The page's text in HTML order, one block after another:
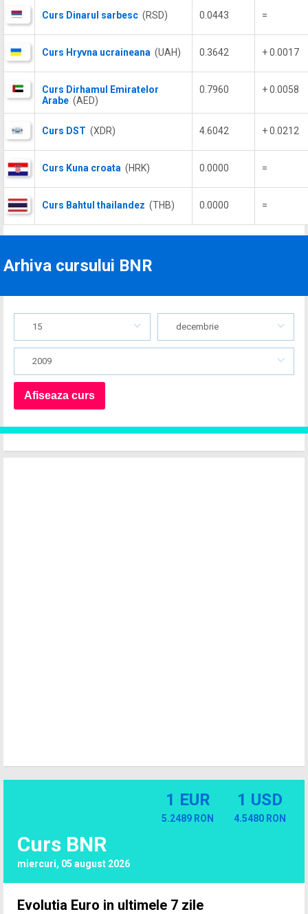
Curs Dinarul sarbesc (RSD) 0.0443 =
Curs Hryvna ucraineana (UAH) 0.3642 + 0.0017
Curs Dirhamul Emiratelor
Arabe (AED)
0.7960 + 0.0058
Curs DST (XDR) 4.6042 + 0.0212
Curs Kuna croata (HRK) 0.0000 =
Curs Bahtul thailandez (THB) 0.0000 =
Arhiva cursului BNR
15 decembrie
2009
Curs BNR
miercuri, 05 august 2026
1 EUR
5.2489 RON
1 USD
4.5480 RON
Evolutia Euro in ultimele 7 zile